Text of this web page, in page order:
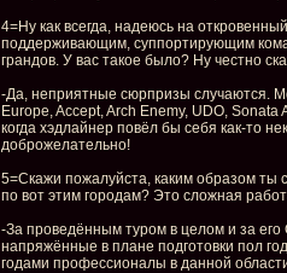
4=Ну как всегда, надеюсь на
поддерживающим, суппортирующим
грандов. У вас такое было? Ну честно
-Да, неприятные сюрпризы случаются.
Europe, Accept, Arch Enemy, UDO,
когда хэдлайнер повёл бы себя как-то
доброжелательно!
5=Скажи пожалуйста, каким образом ты
по вот этим городам? Это сложная
-За проведённым туром в целом и за его
напряжённые в плане подготовки пол
годами профессионалы в данной